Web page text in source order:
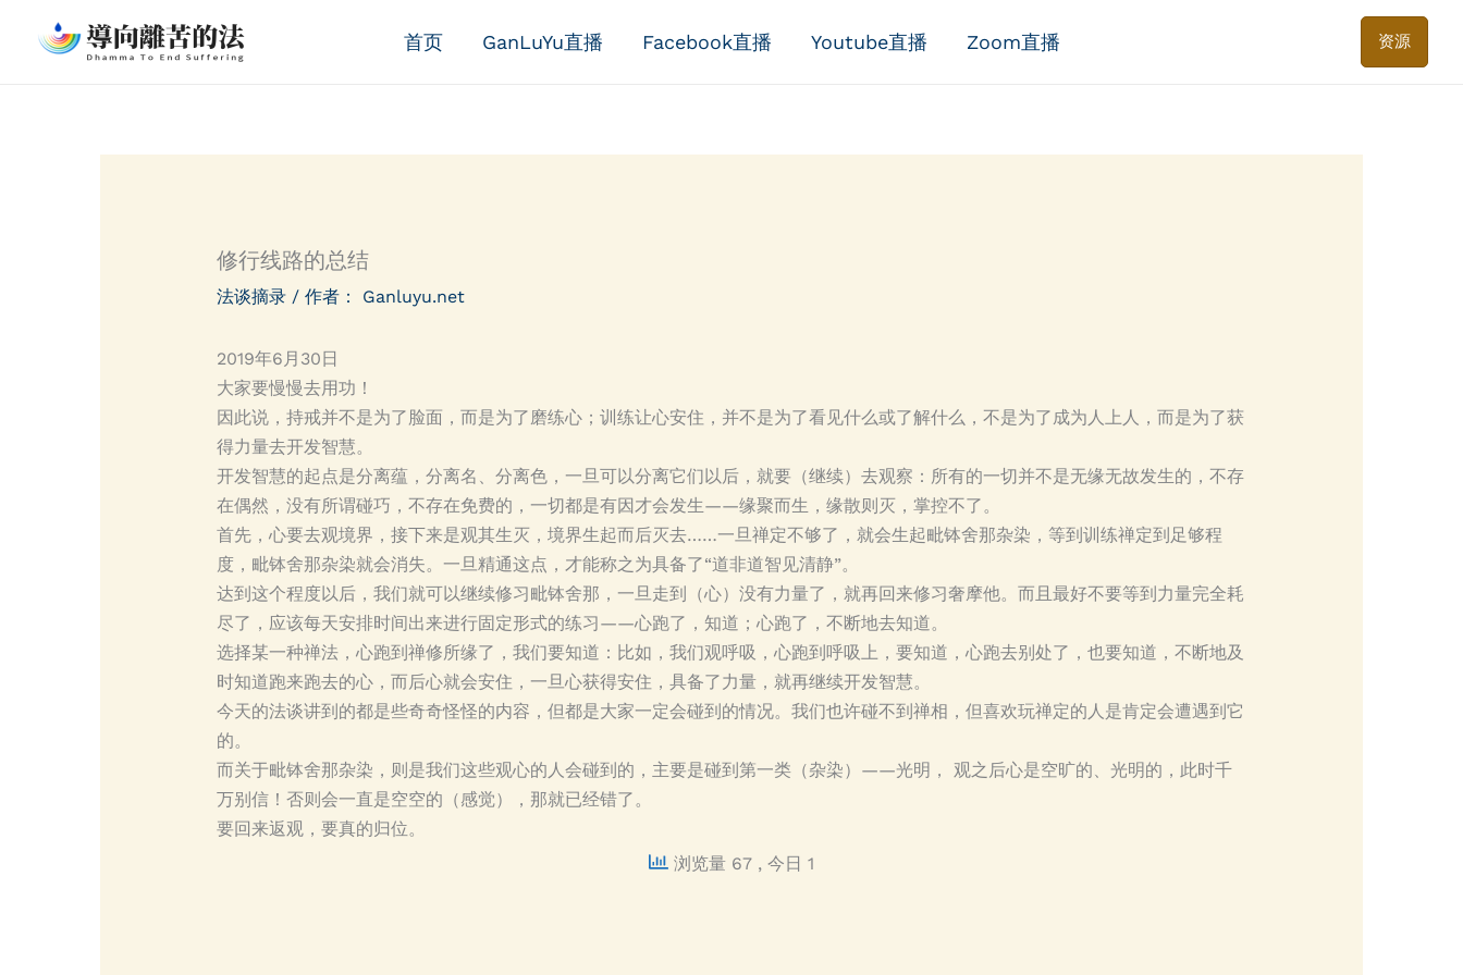
首页 GanLuYu直播 Facebook直播 Youtube直播 Zoom直播 资源
修行线路的总结
法谈摘录/ 作者： Ganluyu.net
2019年6月30日
大家要慢慢去用功！
因此说，持戒并不是为了脸面，而是为了磨练心；训练让心安住，并不是为了看见什么或了解什么，不是为了成为人上人，而是为了获
得力量去开发智慧。
开发智慧的起点是分离蕴，分离名、分离色，一旦可以分离它们以后，就要（继续）去观察：所有的一切并不是无缘无故发生的，不存
在偶然，没有所谓碰巧，不存在免费的，一切都是有因才会发生——缘聚而生，缘散则灭，掌控不了。
首先，心要去观境界，接下来是观其生灭，境界生起而后灭去……一旦禅定不够了，就会生起毗钵舍那杂染，等到训练禅定到足够程
度，毗钵舍那杂染就会消失。一旦精通这点，才能称之为具备了“道非道智见清静”。
达到这个程度以后，我们就可以继续修习毗钵舍那，一旦走到（心）没有力量了，就再回来修习奢摩他。而且最好不要等到力量完全耗
尽了，应该每天安排时间出来进行固定形式的练习——心跑了，知道；心跑了，不断地去知道。
选择某一种禅法，心跑到禅修所缘了，我们要知道：比如，我们观呼吸，心跑到呼吸上，要知道，心跑去别处了，也要知道，不断地及
时知道跑来跑去的心，而后心就会安住，一旦心获得安住，具备了力量，就再继续开发智慧。
今天的法谈讲到的都是些奇奇怪怪的内容，但都是大家一定会碰到的情况。我们也许碰不到禅相，但喜欢玩禅定的人是肯定会遭遇到它
的。
而关于毗钵舍那杂染，则是我们这些观心的人会碰到的，主要是碰到第一类（杂染）——光明， 观之后心是空旷的、光明的，此时千
万别信！否则会一直是空空的（感觉），那就已经错了。
要回来返观，要真的归位。
浏览量 67 , 今日 1